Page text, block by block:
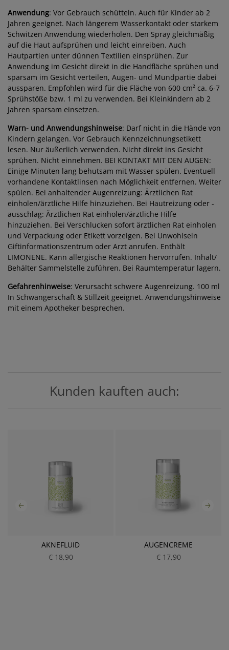
Anwendung: Vor Gebrauch schütteln. Auch für Kinder ab 2
Jahren geeignet. Nach längerem Wasserkontakt oder starkem
Schwitzen Anwendung wiederholen. Den Spray gleichmäßig
auf die Haut aufsprühen und leicht einreiben. Auch
Hautpartien unter dünnen Textilien einsprühen. Zur
Anwendung im Gesicht direkt in die Handfläche sprühen und
sparsam im Gesicht verteilen, Augen- und Mundpartie dabei
aussparen. Empfohlen wird für die Fläche von 600 cm² ca. 6-7
Sprühstöße bzw. 1 ml zu verwenden. Bei Kleinkindern ab 2
Jahren sparsam einsetzen.
Warn- und Anwendungshinweise: Darf nicht in die Hände von
Kindern gelangen. Vor Gebrauch Kennzeichnungsetikett
lesen. Nur äußerlich verwenden. Nicht direkt ins Gesicht
sprühen. Nicht einnehmen. BEI KONTAKT MIT DEN AUGEN:
Einige Minuten lang behutsam mit Wasser spülen. Eventuell
vorhandene Kontaktlinsen nach Möglichkeit entfernen. Weiter
spülen. Bei anhaltender Augenreizung: Ärztlichen Rat
einholen/ärztliche Hilfe hinzuziehen. Bei Hautreizung oder -
ausschlag: Ärztlichen Rat einholen/ärztliche Hilfe
hinzuziehen. Bei Verschlucken sofort ärztlichen Rat einholen
und Verpackung oder Etikett vorzeigen. Bei Unwohlsein
Giftinformationszentrum oder Arzt anrufen. Enthält
LIMONENE. Kann allergische Reaktionen hervorrufen. Inhalt/
Behälter Sammelstelle zuführen. Bei Raumtemperatur lagern.
Gefahrenhinweise: Verursacht schwere Augenreizung. 100 ml
In Schwangerschaft & Stillzeit geeignet. Anwendungshinweise
mit einem Apotheker besprechen.
Kunden kauften auch:
AKNEFLUID
€ 18,90
AUGENCREME
€ 17,90